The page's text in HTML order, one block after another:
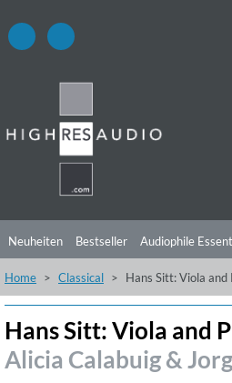
Neuheiten Bestseller Audiophile
Hörtipps Top Alben Angebote
Home Classical Hans Sitt: Viola and
Hans Sitt: Viola and
Alicia Calabuig &